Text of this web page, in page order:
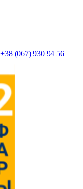
+38 (067) 930 94 56